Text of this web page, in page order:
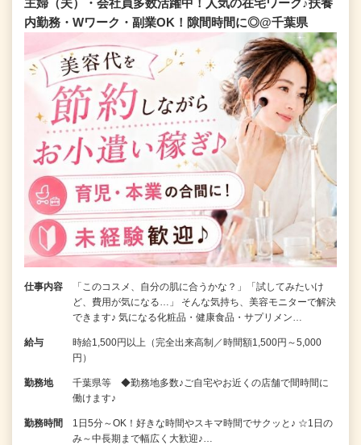
内勤務・Wワーク・副業OK！隙間時間に◎@千葉県
仕事内容
「このコスメ、自分の肌に合うかな？」「試してみたいけ
ど、費用が気になる…」 そんな気持ち、美容モニターで解決
できます♪ 気になる化粧品・健康食品・サプリメン…
給与
時給1,500円以上（完全出来高制／時間額1,500円～5,000
円）
勤務地
千葉県等 ◆勤務地多数♪ご自宅やお近くの店舗で間時間に
働けます♪
勤務時間
1日5分～OK！好きな時間やスキマ時間でサクッと♪ ☆1日の
み～中長期まで幅広く大歓迎♪…